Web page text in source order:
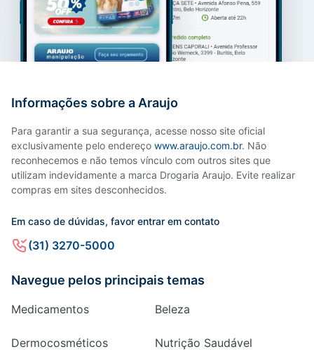
Informações sobre a Araujo
Para garantir a sua segurança, acesse nosso site oficial
exclusivamente pelo endereço www.araujo.com.br. Não
reconhecemos e não temos vínculo com outros sites que
utilizam indevidamente a marca Drogaria Araujo. Evite realizar
compras em sites desconhecidos.
Em caso de dúvidas, favor entrar em contato
(31) 3270-5000
Navegue pelos principais temas
Medicamentos Beleza
Dermocosméticos Nutrição Saudável